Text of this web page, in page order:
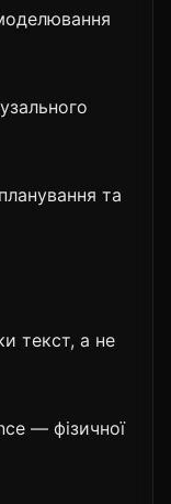
та
текст, а не
— фізичної